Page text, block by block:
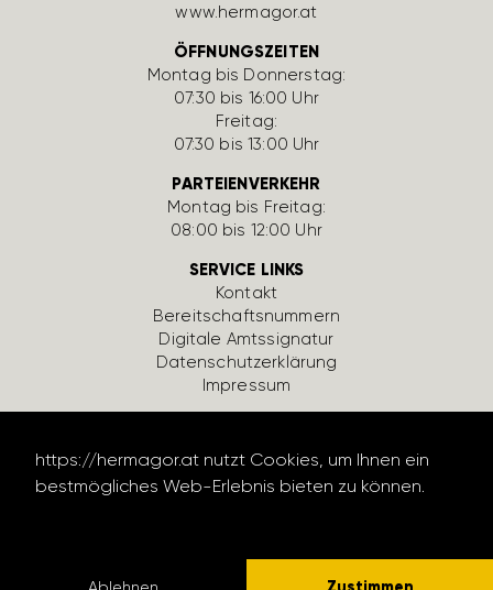
https://hermagor.at nutzt Cookies, um Ihnen ein
bestmögliches Web-Erlebnis bieten zu können.
www.hermagor.at
ÖFFNUNGSZEITEN
Montag bis Donnerstag:
07:30 bis 16:00 Uhr
Freitag:
07:30 bis 13:00 Uhr
PARTEIENVERKEHR
Montag bis Freitag:
08:00 bis 12:00 Uhr
SERVICE LINKS
Kontakt
Bereit­schafts­num­mern
Digi­tale Amts­si­gnatur
Daten­schutz­er­klä­rung
Impressum